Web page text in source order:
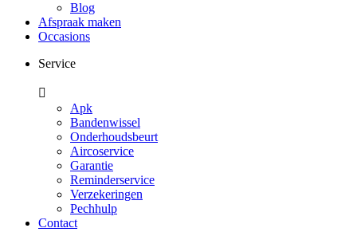
Blog
Afspraak maken
Occasions
Service
Apk
Bandenwissel
Onderhoudsbeurt
Aircoservice
Garantie
Reminderservice
Verzekeringen
Pechhulp
Contact